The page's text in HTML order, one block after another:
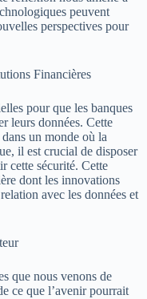
peuvent
perspectives pour
Financières
pour que les banques
leurs données. Cette
un monde où la
il est crucial de disposer
cette sécurité. Cette
dont les innovations
avec les données et
que nous venons de
ce que l’avenir pourrait